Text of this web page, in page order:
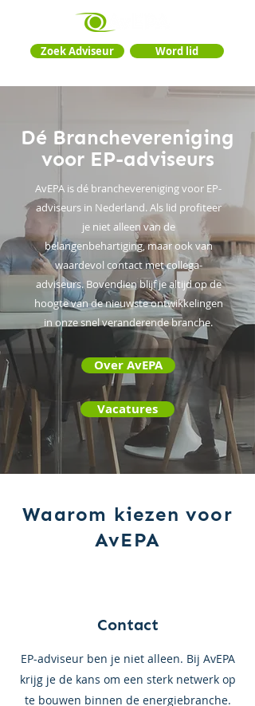
Word lid
Zoek Adviseur
Dé Branchevereniging
voor EP-adviseurs
AvEPA is dé branchevereniging voor EP-
adviseurs in Nederland. Als lid profiteer
je niet alleen van de
belangenbehartiging, maar ook van
waardevol contact met collega-
adviseurs. Bovendien blijf je altijd op de
hoogte van de nieuwste ontwikkelingen
in onze snel veranderende branche.
Over AvEPA
Vacatures
Waarom kiezen voor
AvEPA
Contact
EP-adviseur ben je niet alleen. Bij AvEPA
krijg je de kans om een sterk netwerk op
te bouwen binnen de energiebranche.